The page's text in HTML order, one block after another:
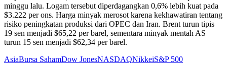
minggu lalu. Logam tersebut diperdagangkan 0,6% lebih kuat pada
$3.222 per ons. Harga minyak merosot karena kekhawatiran tentang
risiko peningkatan produksi dari OPEC dan Iran. Brent turun tipis
19 sen menjadi $65,22 per barel, sementara minyak mentah AS
turun 15 sen menjadi $62,34 per barel.
AsiaBursa SahamDow JonesNASDAQNikkeiS&P 500